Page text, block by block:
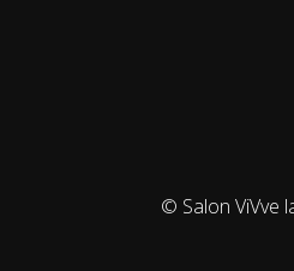
© Salon ViVve